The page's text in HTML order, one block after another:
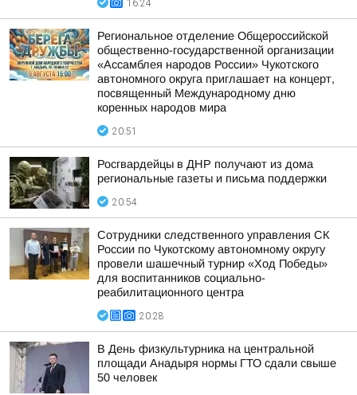
16:24
Региональное отделение Общероссийской
общественно-государственной организации
«Ассамблея народов России» Чукотского
автономного округа приглашает на концерт,
посвященный Международному дню
коренных народов мира
20:51
Росгвардейцы в ДНР получают из дома
региональные газеты и письма поддержки
20:54
Сотрудники следственного управления СК
России по Чукотскому автономному округу
провели шашечный турнир «Ход Победы»
для воспитанников социально-
реабилитационного центра
20:28
В День физкультурника на центральной
площади Анадыря нормы ГТО сдали свыше
50 человек